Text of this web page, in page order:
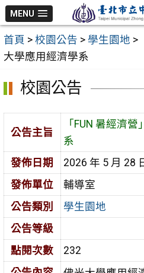
跳
至
主
要
MENU
首頁 > 校園公告 > 學生園地 >
大學應用經濟學系
校園公告
公告主旨
「FUN 暑經濟
系
發佈日期
2026 年 5 月 28
發佈單位
輔導室
公告類別
學生園地
公告等級
點閱次數
232